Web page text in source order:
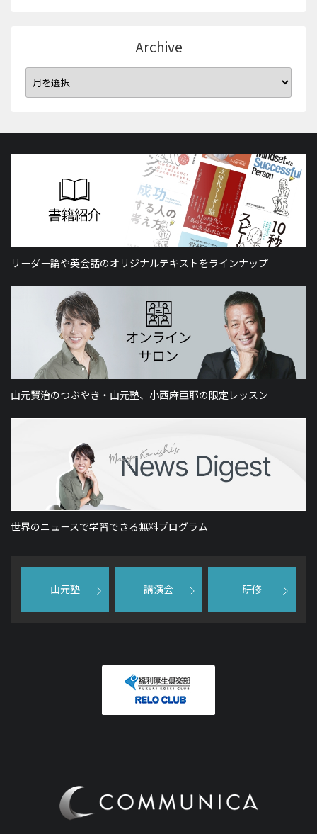
Archive
リーダー論や英会話のオリジナルテキストをラインナップ
山元賢治のつぶやき・山元塾、小西麻亜耶の限定レッスン
世界のニュースで学習できる無料プログラム
山元塾 講演会 研修